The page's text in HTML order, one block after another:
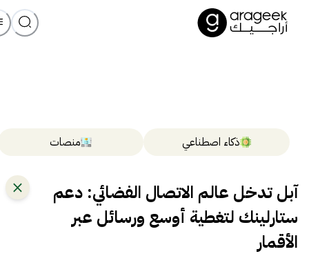
ذكاء اصطناعي منصات
آبل تدخل عالم الاتصال الفضائي: دعم
ستارلينك لتغطية أوسع ورسائل عبر
الأقمار